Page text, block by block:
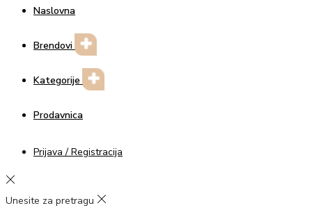
Naslovna
Brendovi
Kategorije
Prodavnica
Prijava / Registracija
Unesite za pretragu